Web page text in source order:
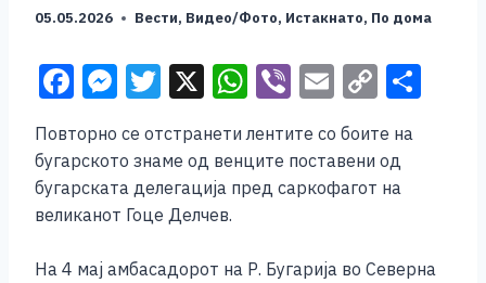
05.05.2026 Вести, Видео/Фото, Истакнато, По дома
F
c
e
b
o
M
ss
e
n
g
T
tt
er
X W
at
s
p
Vi
er
E
m
ai
l
C
p
y
n
Повторно се отстранети лентите со боите на
бугарското знаме од венците поставени од
бугарската делегација пред саркофагот на
великанот Гоце Делчев.
На 4 мај амбасадорот на Р. Бугарија во Северна